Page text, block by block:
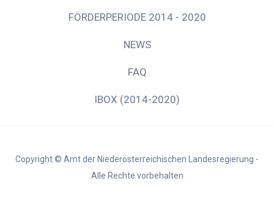
FÖRDERPERIODE 2014 - 2020
NEWS
FAQ
IBOX (2014-2020)
Copyright © Amt der Niederösterreichischen Landesregierung -
Alle Rechte vorbehalten